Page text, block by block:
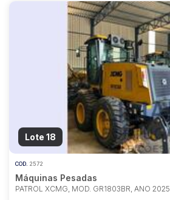
Lote 18
COD. 2572
Máquinas Pesadas
PATROL XCMG, MOD. GR1803BR, ANO 2025